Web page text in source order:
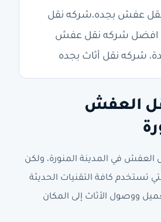
عفش بجده،شركه نقل
افضل شركه نقل عفش
شركه نقل أثاث بجده
العفش
العفش في المدينة المنورة، ولكن
تستخدم كافة التقنيات الحديثة
ووصول الأثاث إلى المكان